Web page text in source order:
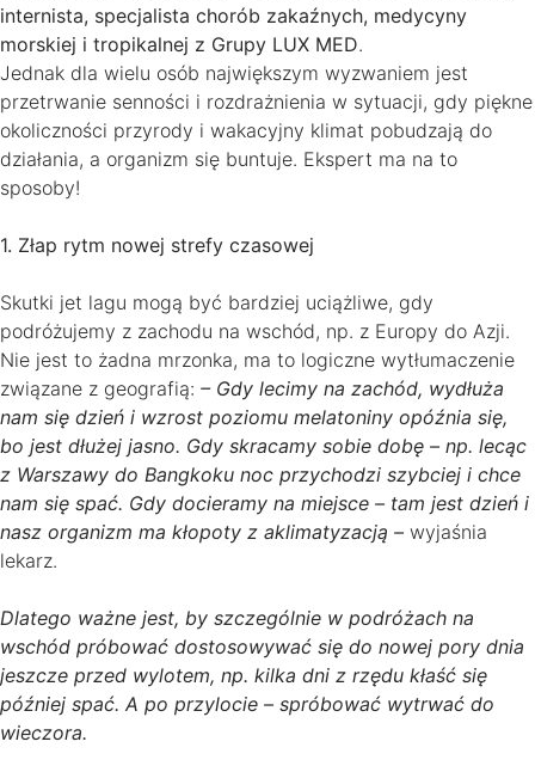
internista, specjalista chorób zakaźnych, medycyny
morskiej i tropikalnej z Grupy LUX MED.
Jednak dla wielu osób największym wyzwaniem jest
przetrwanie senności i rozdrażnienia w sytuacji, gdy piękne
okoliczności przyrody i wakacyjny klimat pobudzają do
działania, a organizm się buntuje. Ekspert ma na to
sposoby!
1. Złap rytm nowej strefy czasowej
Skutki jet lagu mogą być bardziej uciążliwe, gdy
podróżujemy z zachodu na wschód, np. z Europy do Azji.
Nie jest to żadna mrzonka, ma to logiczne wytłumaczenie
związane z geografią: – Gdy lecimy na zachód, wydłuża
nam się dzień i wzrost poziomu melatoniny opóźnia się,
bo jest dłużej jasno. Gdy skracamy sobie dobę – np. lecąc
z Warszawy do Bangkoku noc przychodzi szybciej i chce
nam się spać. Gdy docieramy na miejsce – tam jest dzień i
nasz organizm ma kłopoty z aklimatyzacją – wyjaśnia
lekarz.
Dlatego ważne jest, by szczególnie w podróżach na
wschód próbować dostosowywać się do nowej pory dnia
jeszcze przed wylotem, np. kilka dni z rzędu kłaść się
później spać. A po przylocie – spróbować wytrwać do
wieczora.